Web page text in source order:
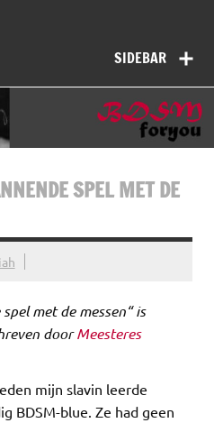
BDSMforyou
SIDEBAR
SPEL MET DE
met de messen“ is
doorMeesteres
mijn slavin leerde
BDSM-blue. Ze had geen